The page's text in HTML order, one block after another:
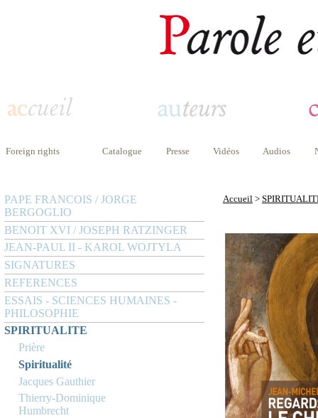
Foreign rights Catalogue Presse Vidéos Audios
PAPE FRANCOIS / JORGE
BERGOGLIO
BENOIT XVI / JOSEPH RATZINGER
JEAN-PAUL II - KAROL WOJTYLA
SIGNATURES
REFERENCES
ESSAIS - SCIENCES HUMAINES -
PHILOSOPHIE
SPIRITUALITE
Prière
Spiritualité
Jacques Gauthier
Thierry-Dominique
Humbrecht
Accueil >